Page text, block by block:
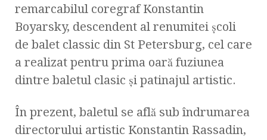
remarcabilul coregraf Konstantin
Boyarsky, descendent al renumitei şcoli
de balet classic din St Petersburg, cel care
a realizat pentru prima oară fuziunea
dintre baletul clasic şi patinajul artistic.
În prezent, baletul se află sub îndrumarea
directorului artistic Konstantin Rassadin,